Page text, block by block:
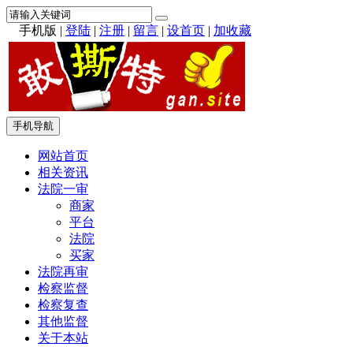
手机版 | 登陆 | 注册 | 留言 | 设首页 | 加收藏
手机导航
网站首页
相关资讯
法院一审
商家
平台
法院
买家
法院再审
检察监督
检察复查
其他监督
关于本站